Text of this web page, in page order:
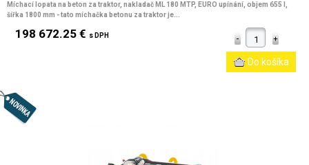
Míchací lopata na beton za traktor, nakladač ML 180 MTP, EURO upínání, objem 655 l,
šířka 1800 mm - tato míchačka betonu za traktor je...
198 672.25 € s DPH